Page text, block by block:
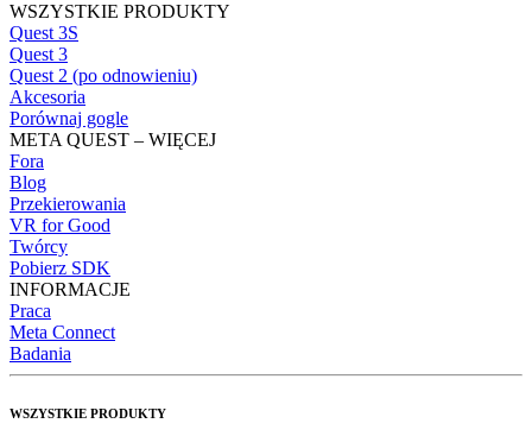
WSZYSTKIE PRODUKTY
Quest 3S
Quest 3
Quest 2 (po odnowieniu)
Akcesoria
Porównaj gogle
META QUEST – WIĘCEJ
Fora
Blog
Przekierowania
VR for Good
Twórcy
Pobierz SDK
INFORMACJE
Praca
Meta Connect
Badania
WSZYSTKIE PRODUKTY